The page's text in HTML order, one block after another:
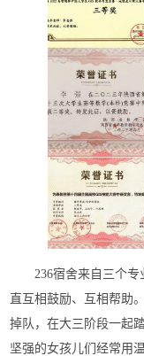
236宿舍来自三个
直互相鼓励、互相帮助
掉队，在大三阶段一起
坚强的女孩儿们经常用